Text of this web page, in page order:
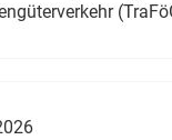
Monats